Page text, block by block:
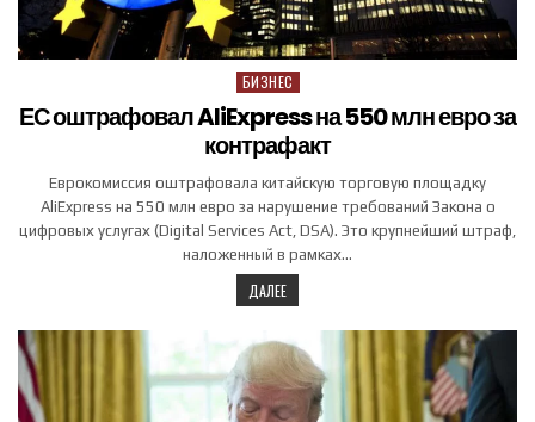
Posted in
БИЗНЕС
ЕС оштрафовал AliExpress на 550 млн евро за
контрафакт
Еврокомиссия оштрафовала китайскую торговую площадку
AliExpress на 550 млн евро за нарушение требований Закона о
цифровых услугах (Digital Services Act, DSA). Это крупнейший штраф,
наложенный в рамках…
ДАЛЕЕ